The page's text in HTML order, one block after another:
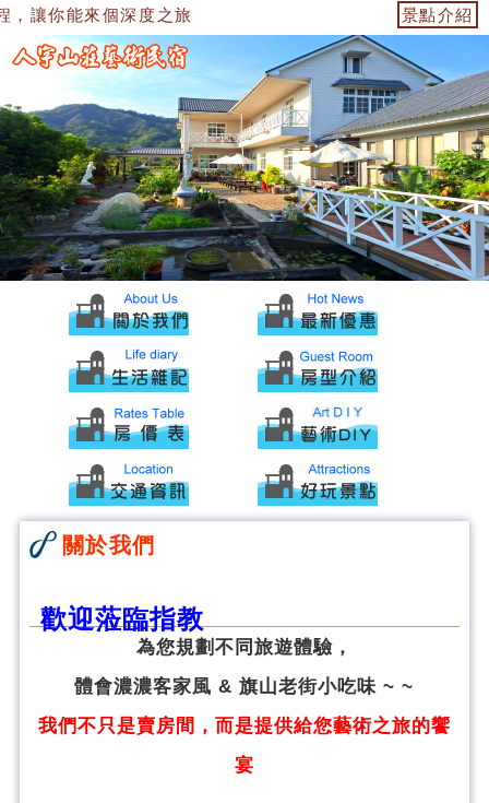
讓你能來個深度之旅 景點介紹
關於我們
歡迎蒞臨指教
為您規劃不同旅遊體驗，
體會濃濃客家風 & 旗山老街小吃味 ~ ~
我們不只是賣房間，而是提供給您藝術之旅的饗
宴